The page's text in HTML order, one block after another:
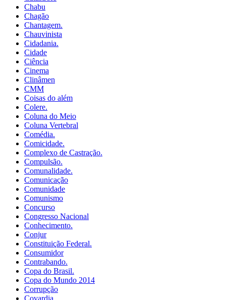
Chabu
Chagão
Chantagem.
Chauvinista
Cidadania.
Cidade
Ciência
Cinema
Clinâmen
CMM
Coisas do além
Colere.
Coluna do Meio
Coluna Vertebral
Comédia.
Comicidade.
Complexo de Castração.
Compulsão.
Comunalidade.
Comunicação
Comunidade
Comunismo
Concurso
Congresso Nacional
Conhecimento.
Conjur
Constituição Federal.
Consumidor
Contrabando.
Copa do Brasil.
Copa do Mundo 2014
Corrupção